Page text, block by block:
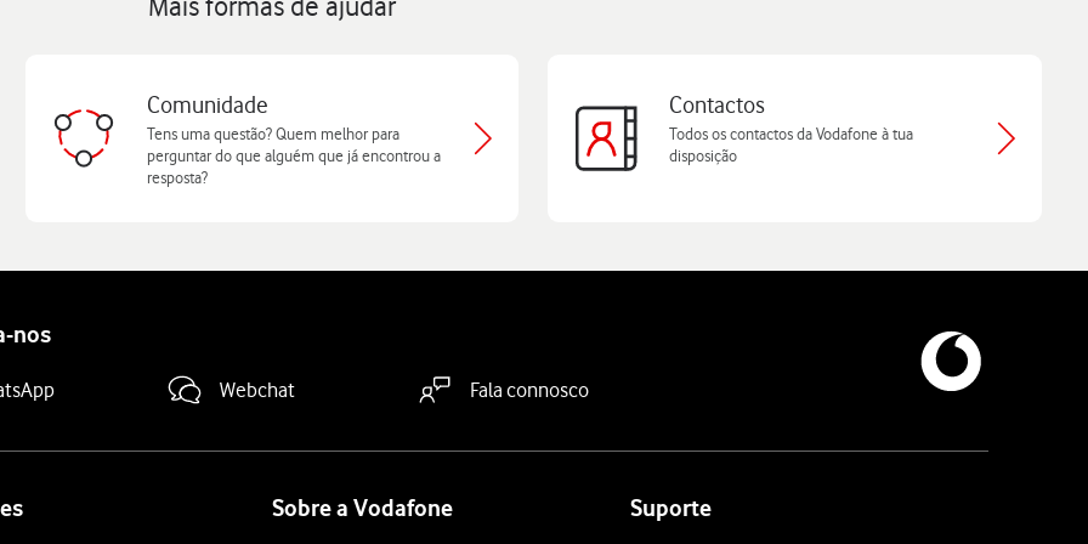
Comunidade
Tens uma questão? Quem melhor para
perguntar do que alguém que já encontrou a
resposta?
Contactos
Todos os contactos da Vodafone à tua
disposição
nos
Webchat Fala connosco
Sobre a Vodafone Suporte